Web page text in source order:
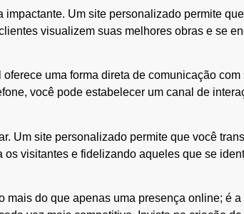
Um site personalizado permite
visualizem suas melhores obras e se
uma forma direta de comunicação com
você pode estabelecer um canal de
Um site personalizado permite que você
visitantes e fidelizando aqueles que se
mais do que apenas uma presença online; é a